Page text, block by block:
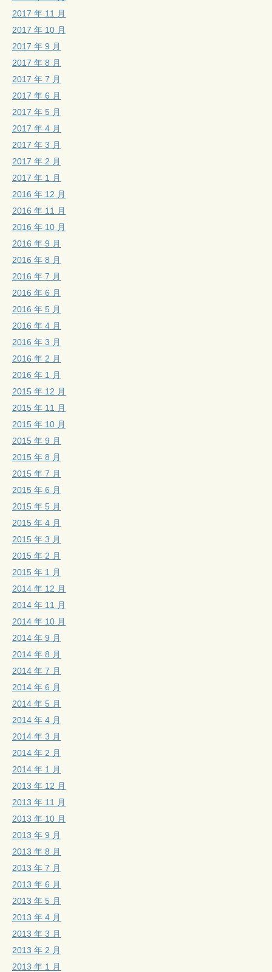
2017 年 11 月
2017 年 10 月
2017 年 9 月
2017 年 8 月
2017 年 7 月
2017 年 6 月
2017 年 5 月
2017 年 4 月
2017 年 3 月
2017 年 2 月
2017 年 1 月
2016 年 12 月
2016 年 11 月
2016 年 10 月
2016 年 9 月
2016 年 8 月
2016 年 7 月
2016 年 6 月
2016 年 5 月
2016 年 4 月
2016 年 3 月
2016 年 2 月
2016 年 1 月
2015 年 12 月
2015 年 11 月
2015 年 10 月
2015 年 9 月
2015 年 8 月
2015 年 7 月
2015 年 6 月
2015 年 5 月
2015 年 4 月
2015 年 3 月
2015 年 2 月
2015 年 1 月
2014 年 12 月
2014 年 11 月
2014 年 10 月
2014 年 9 月
2014 年 8 月
2014 年 7 月
2014 年 6 月
2014 年 5 月
2014 年 4 月
2014 年 3 月
2014 年 2 月
2014 年 1 月
2013 年 12 月
2013 年 11 月
2013 年 10 月
2013 年 9 月
2013 年 8 月
2013 年 7 月
2013 年 6 月
2013 年 5 月
2013 年 4 月
2013 年 3 月
2013 年 2 月
2013 年 1 月